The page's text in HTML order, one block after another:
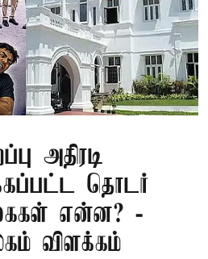
அதிரடி
தொடர்
என்ன? -
விளக்கம்